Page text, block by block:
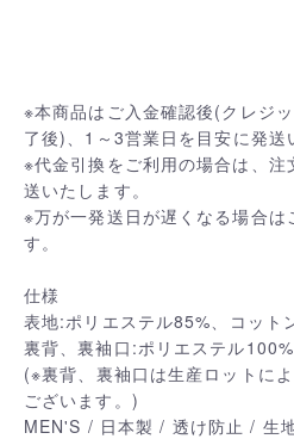
※本商品はご入金確認後(クレジ
了後)、1～3営業日を目安に発送
※代金引換をご利用の場合は、
送いたします。
※万が一発送日が遅くなる場合は
す。
仕様
表地:ポリエステル85%、コット
裏背、裏袖口:ポリエステル100%
(※裏背、裏袖口は生産ロットに
ございます。)
MEN'S / 日本製 / 透け防止 / 生